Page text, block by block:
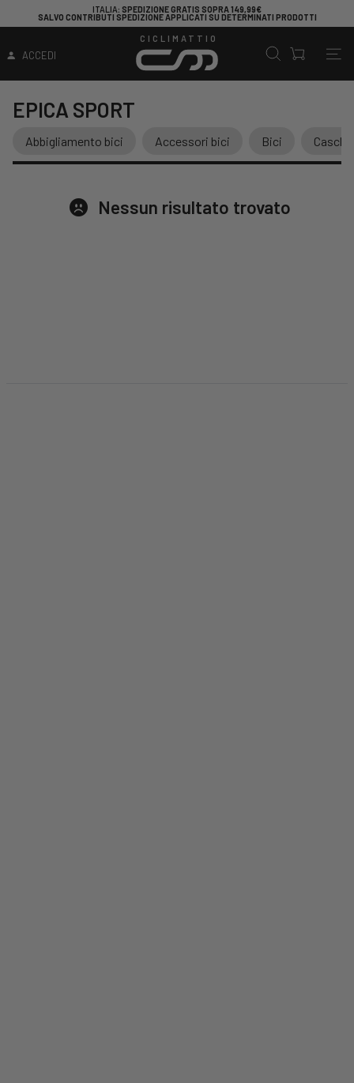
ITALIA: SPEDIZIONE GRATIS SOPRA 149,99€
SALVO CONTRIBUTI SPEDIZIONE APPLICATI SU DETERMINATI PRODOTTI
ACCEDI
CICLIMATTIO
EPICA SPORT
Abbigliamento bici Accessori bici Bici Caschi
Nessun risultato trovato